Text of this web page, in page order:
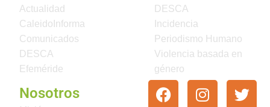
Actualidad
CaleidoInforma
Comunicados
DESCA
Efeméride
DESCA
Incidencia
Periodismo Humano
Violencia basada en
género
Nosotros